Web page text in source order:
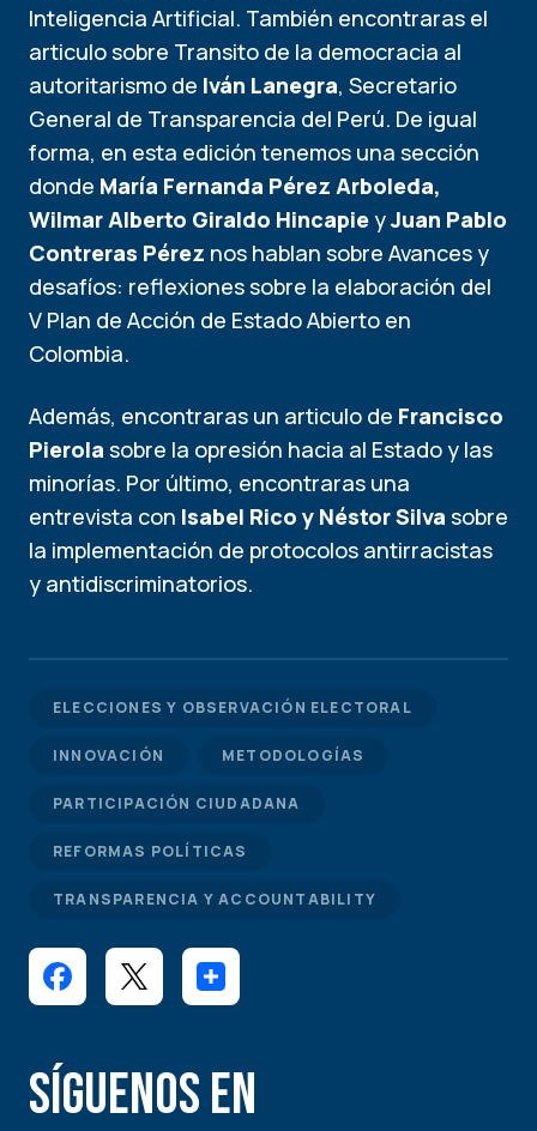
Inteligencia Artificial. También encontraras el
articulo sobre Transito de la democracia al
autoritarismo de Iván Lanegra, Secretario
General de Transparencia del Perú. De igual
forma, en esta edición tenemos una sección
donde María Fernanda Pérez Arboleda,
Wilmar Alberto Giraldo Hincapie yJuan Pablo
Contreras Pérez nos hablan sobre Avances y
desafíos: reflexiones sobre la elaboración del
V Plan de Acción de Estado Abierto en
Colombia.
Además, encontraras un articulo de Francisco
Pierola sobre la opresión hacia al Estado y las
minorías. Por último, encontraras una
entrevista con Isabel Rico y Néstor Silva sobre
la implementación de protocolos antirracistas
y antidiscriminatorios.
ELECCIONES Y OBSERVACIÓN ELECTORAL
INNOVACIÓN METODOLOGÍAS
PARTICIPACIÓN CIUDADANA
REFORMAS POLÍTICAS
TRANSPARENCIA Y ACCOUNTABILITY
Síguenos en